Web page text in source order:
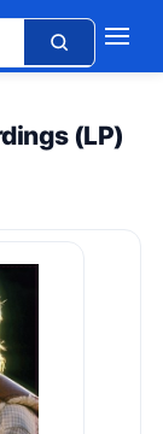
(LP)